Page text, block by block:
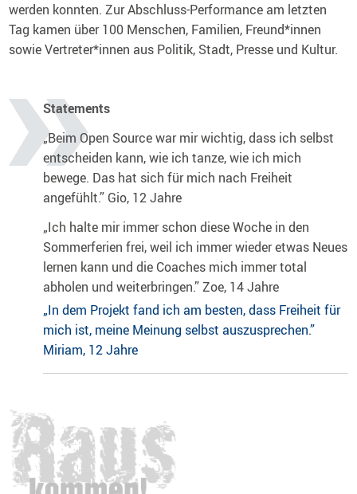
werden konnten. Zur Abschluss-Performance am letzten
Tag kamen über 100 Menschen, Familien, Freund*innen
sowie Vertreter*innen aus Politik, Stadt, Presse und Kultur.
Statements
„Beim Open Source war mir wichtig, dass ich selbst
entscheiden kann, wie ich tanze, wie ich mich
bewege. Das hat sich für mich nach Freiheit
angefühlt.” Gio, 12 Jahre
„Ich halte mir immer schon diese Woche in den
Sommerferien frei, weil ich immer wieder etwas Neues
lernen kann und die Coaches mich immer total
abholen und weiterbringen.” Zoe, 14 Jahre
„In dem Projekt fand ich am besten, dass Freiheit für
mich ist, meine Meinung selbst auszusprechen.”
Miriam, 12 Jahre